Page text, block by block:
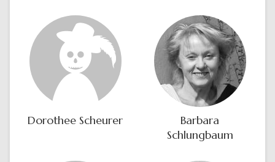
Dorothee Scheurer
Barbara
Schlungbaum